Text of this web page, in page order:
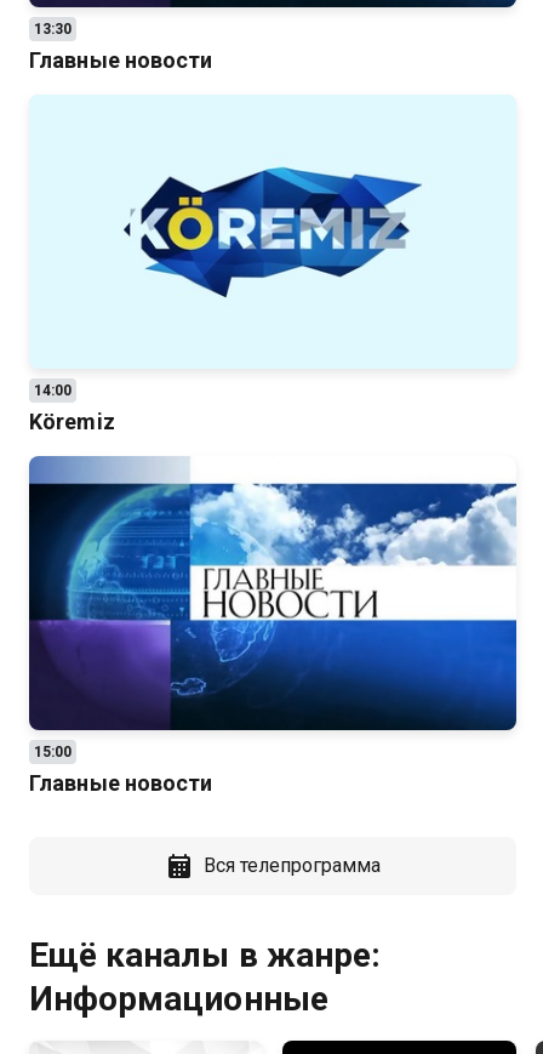
13:30
Главные новости
14:00
Köremiz
15:00
Главные новости
Вся телепрограмма
Ещё каналы в жанре:
Информационные